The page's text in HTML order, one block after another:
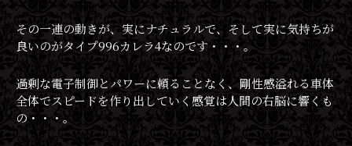
その一連の動きが、実にナチュラルで、そして実に気持ちが
良いのがタイプ996カレラ4なのです・・・。
過剰な電子制御とパワーに頼ることなく、剛性感溢れる車体
全体でスピードを作り出していく感覚は人間の右脳に響くも
の・・・。